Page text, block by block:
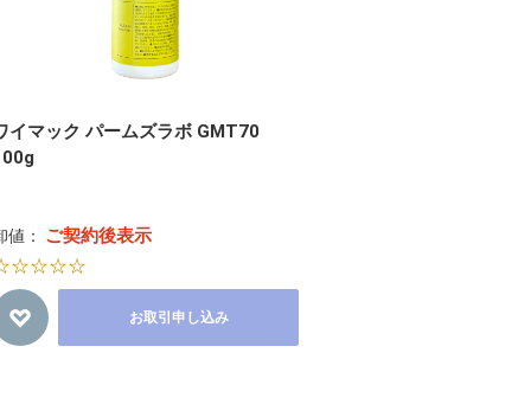
イマック パームズラボ GMT70
値： ご契約後表示
お取引申し込み